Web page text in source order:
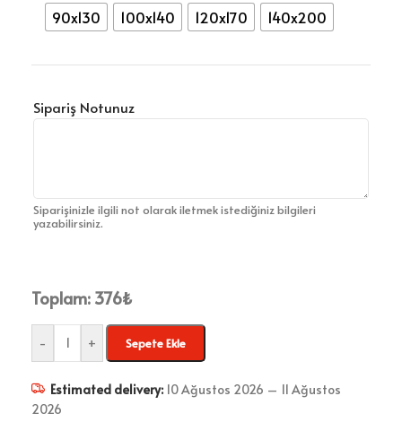
90x130
100x140 120x170 140x200
Sipariş Notunuz
Siparişinizle ilgili not olarak iletmek istediğiniz bilgileri
yazabilirsiniz.
Toplam: 376₺
- + Sepete Ekle
Estimated delivery: 10 Ağustos 2026 – 11 Ağustos
2026